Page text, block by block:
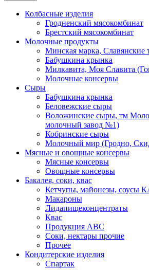
Колбасные изделия
Гродненский мясокомбинат
Брестский мясокомбинат
Молочные продукты
Минская марка,
Бабушкина крынка
Милкавита, Моя Славита
Молочные консервы
Сыры
Бабушкина крынка
Беловежские сыры
Воложинские сыры, тм
молочный завод №1)
Кобринские сыры
Молочный мир (Гродно,
Мясные и овощные консервы
Мясные консервы
Овощные консервы
Бакалея, соки, квас
Кетчупы, майонезы,
Макароны
Лидапищеконцентраты
Квас
Продукция АВС
Соки, нектары прочие
Прочее
Кондитерские изделия
Спартак